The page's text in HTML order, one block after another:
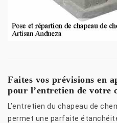
Faites vos prévisions en
pour l’entretien de votre
L’entretien du chapeau de
permet une parfaite